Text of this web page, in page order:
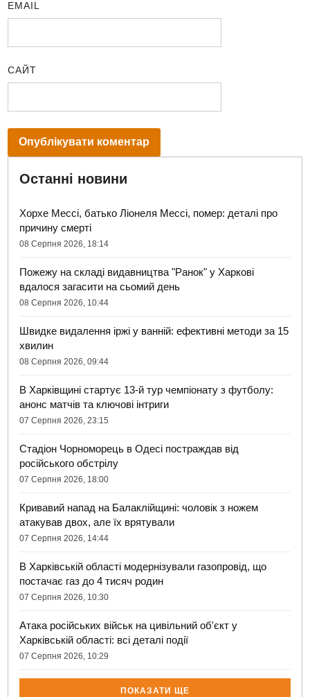
EMAIL
САЙТ
Останні новини
Хорхе Мессі, батько Ліонеля Мессі, помер: деталі про
причину смерті
08 Серпня 2026, 18:14
Пожежу на складі видавництва "Ранок" у Харкові
вдалося загасити на сьомий день
08 Серпня 2026, 10:44
Швидке видалення іржі у ванній: ефективні методи за 15
хвилин
08 Серпня 2026, 09:44
В Харківщині стартує 13-й тур чемпіонату з футболу:
анонс матчів та ключові інтриги
07 Серпня 2026, 23:15
Стадіон Чорноморець в Одесі постраждав від
російського обстрілу
07 Серпня 2026, 18:00
Кривавий напад на Балаклійщині: чоловік з ножем
атакував двох, але їх врятували
07 Серпня 2026, 14:44
В Харківській області модернізували газопровід, що
постачає газ до 4 тисяч родин
07 Серпня 2026, 10:30
Атака російських військ на цивільний об'єкт у
Харківській області: всі деталі події
07 Серпня 2026, 10:29
ПОКАЗАТИ ЩЕ